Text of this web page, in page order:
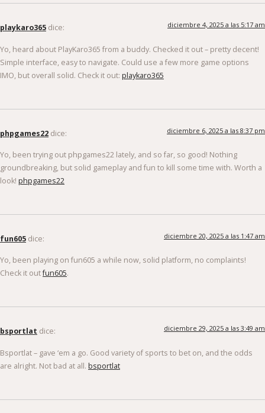
playkaro365 dice: diciembre 4, 2025 a las 5:17 am
Yo, heard about PlayKaro365 from a buddy. Checked it out – pretty decent!
Simple interface, easy to navigate. Could use a few more game options
IMO, but overall solid. Check it out: playkaro365
phpgames22 dice: diciembre 6, 2025 a las 8:37 pm
Yo, been trying out phpgames22 lately, and so far, so good! Nothing
groundbreaking, but solid gameplay and fun to kill some time with. Worth a
look! phpgames22
fun605 dice: diciembre 20, 2025 a las 1:47 am
Yo, been playing on fun605 a while now, solid platform, no complaints!
Check it outfun605.
bsportlat dice: diciembre 29, 2025 a las 3:49 am
Bsportlat – gave ‘em a go. Good variety of sports to bet on, and the odds
are alright. Not bad at all. bsportlat